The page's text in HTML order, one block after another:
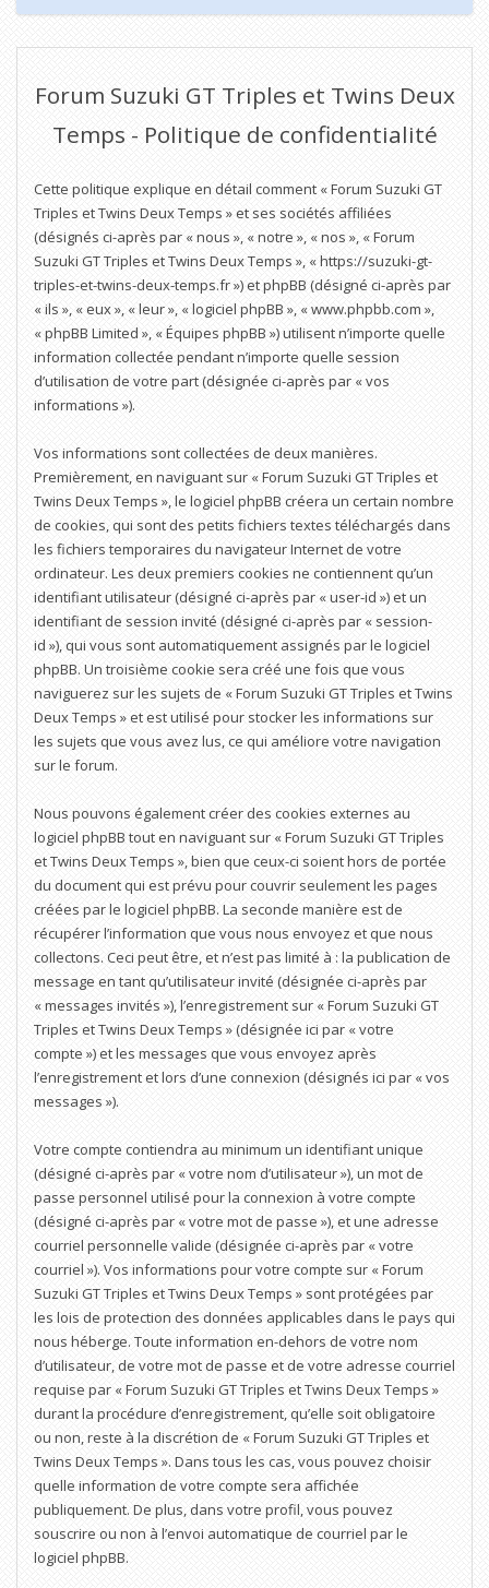
Forum Suzuki GT Triples et Twins Deux
Temps - Politique de confidentialité
Cette politique explique en détail comment « Forum Suzuki GT
Triples et Twins Deux Temps » et ses sociétés affiliées
(désignés ci-après par « nous », « notre », « nos », « Forum
Suzuki GT Triples et Twins Deux Temps », « https://suzuki-gt-
triples-et-twins-deux-temps.fr ») et phpBB (désigné ci-après par
« ils », « eux », « leur », « logiciel phpBB », « www.phpbb.com »,
« phpBB Limited », « Équipes phpBB ») utilisent n’importe quelle
information collectée pendant n’importe quelle session
d’utilisation de votre part (désignée ci-après par « vos
informations »).
Vos informations sont collectées de deux manières.
Premièrement, en naviguant sur « Forum Suzuki GT Triples et
Twins Deux Temps », le logiciel phpBB créera un certain nombre
de cookies, qui sont des petits fichiers textes téléchargés dans
les fichiers temporaires du navigateur Internet de votre
ordinateur. Les deux premiers cookies ne contiennent qu’un
identifiant utilisateur (désigné ci-après par « user-id ») et un
identifiant de session invité (désigné ci-après par « session-
id »), qui vous sont automatiquement assignés par le logiciel
phpBB. Un troisième cookie sera créé une fois que vous
naviguerez sur les sujets de « Forum Suzuki GT Triples et Twins
Deux Temps » et est utilisé pour stocker les informations sur
les sujets que vous avez lus, ce qui améliore votre navigation
sur le forum.
Nous pouvons également créer des cookies externes au
logiciel phpBB tout en naviguant sur « Forum Suzuki GT Triples
et Twins Deux Temps », bien que ceux-ci soient hors de portée
du document qui est prévu pour couvrir seulement les pages
créées par le logiciel phpBB. La seconde manière est de
récupérer l’information que vous nous envoyez et que nous
collectons. Ceci peut être, et n’est pas limité à : la publication de
message en tant qu’utilisateur invité (désignée ci-après par
« messages invités »), l’enregistrement sur « Forum Suzuki GT
Triples et Twins Deux Temps » (désignée ici par « votre
compte ») et les messages que vous envoyez après
l’enregistrement et lors d’une connexion (désignés ici par « vos
messages »).
Votre compte contiendra au minimum un identifiant unique
(désigné ci-après par « votre nom d’utilisateur »), un mot de
passe personnel utilisé pour la connexion à votre compte
(désigné ci-après par « votre mot de passe »), et une adresse
courriel personnelle valide (désignée ci-après par « votre
courriel »). Vos informations pour votre compte sur « Forum
Suzuki GT Triples et Twins Deux Temps » sont protégées par
les lois de protection des données applicables dans le pays qui
nous héberge. Toute information en-dehors de votre nom
d’utilisateur, de votre mot de passe et de votre adresse courriel
requise par « Forum Suzuki GT Triples et Twins Deux Temps »
durant la procédure d’enregistrement, qu’elle soit obligatoire
ou non, reste à la discrétion de « Forum Suzuki GT Triples et
Twins Deux Temps ». Dans tous les cas, vous pouvez choisir
quelle information de votre compte sera affichée
publiquement. De plus, dans votre profil, vous pouvez
souscrire ou non à l’envoi automatique de courriel par le
logiciel phpBB.